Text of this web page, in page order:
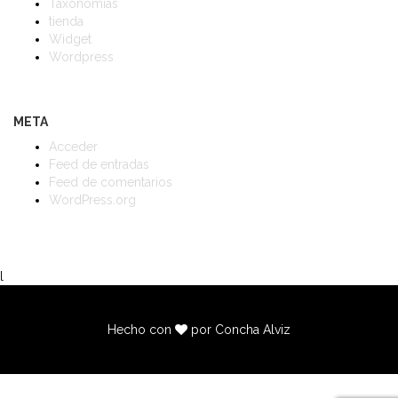
Taxonomías
tienda
Widget
Wordpress
META
Acceder
Feed de entradas
Feed de comentarios
WordPress.org
l
Hecho con por Concha Alviz